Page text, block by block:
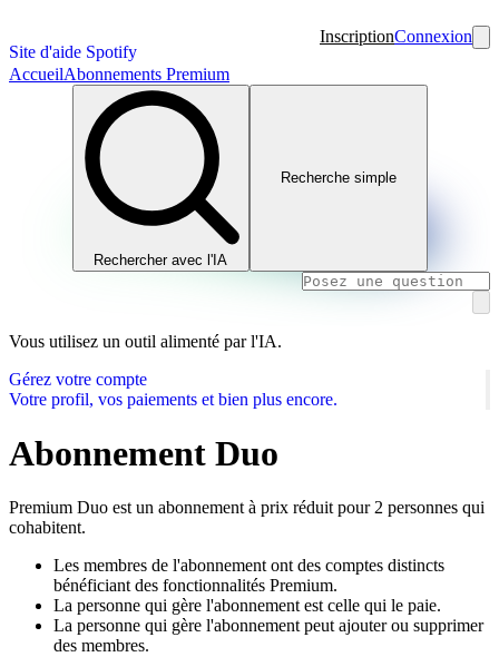
Site d'aide Spotify
InscriptionConnexion
AccueilAbonnements Premium
Rechercher avec l'IA
Recherche simple
Vous utilisez un outil alimenté par l'IA.
Gérez votre compte
Votre profil, vos paiements et bien plus encore.
Abonnement Duo
Premium Duo est un abonnement à prix réduit pour 2 personnes qui
cohabitent.
Les membres de l'abonnement ont des comptes distincts
bénéficiant des fonctionnalités Premium.
La personne qui gère l'abonnement est celle qui le paie.
La personne qui gère l'abonnement peut ajouter ou supprimer
des membres.